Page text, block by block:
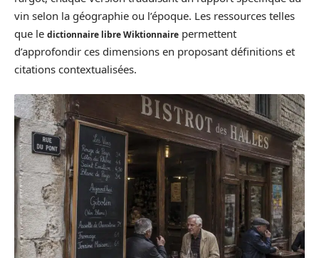
vin selon la géographie ou l’époque. Les ressources telles
que le dictionnaire libre Wiktionnaire permettent
d’approfondir ces dimensions en proposant définitions et
citations contextualisées.